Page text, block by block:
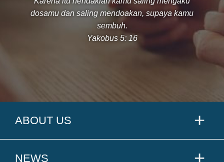
dosamu dan saling mendoakan, supaya kamu
sembuh.
Yakobus 5: 16
ABOUT US
NEWS